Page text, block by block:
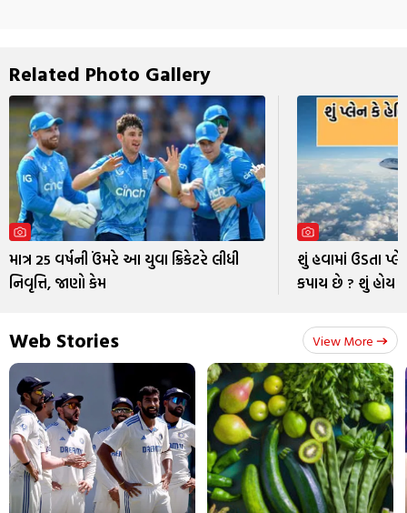
Related Photo Gallery
માત્ર 25 વર્ષની ઉંમરે આ યુવા ક્રિકેટરે લીધી
નિવૃત્તિ, જાણો કેમ
શું હવામાં ઉડતા
કપાય છે ? શું હોય
Web Stories View More